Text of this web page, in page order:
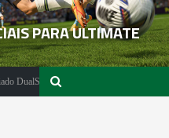
PARA ULTIMATE
The Last of Us Limited Edition